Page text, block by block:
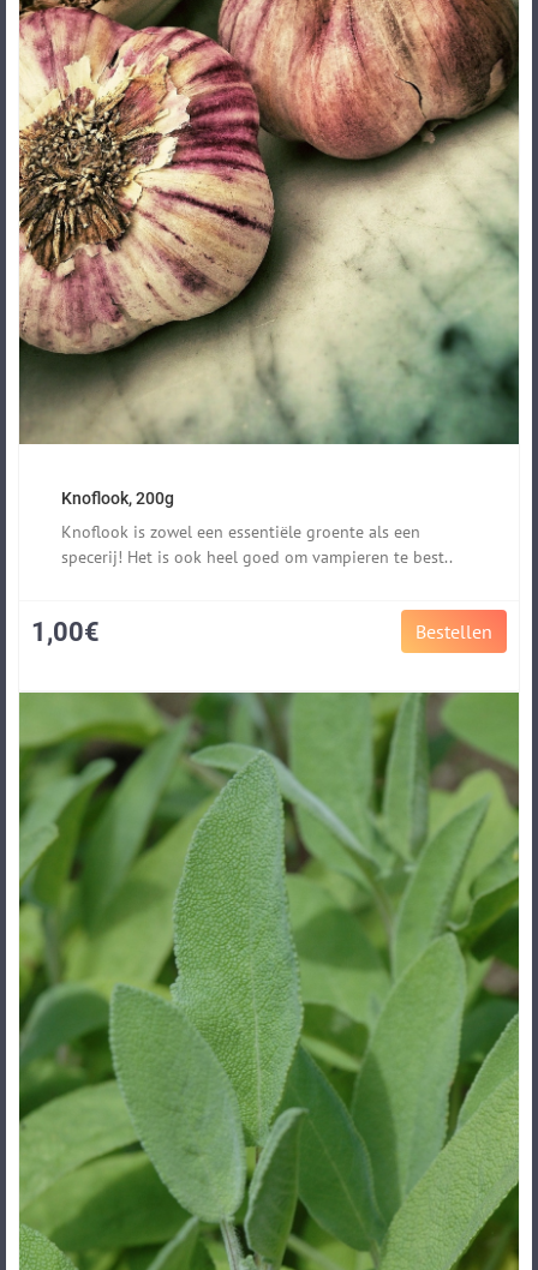
Knoflook, 200g
Knoflook is zowel een essentiële groente als een
specerij! Het is ook heel goed om vampieren te best..
Bestellen
1,00€